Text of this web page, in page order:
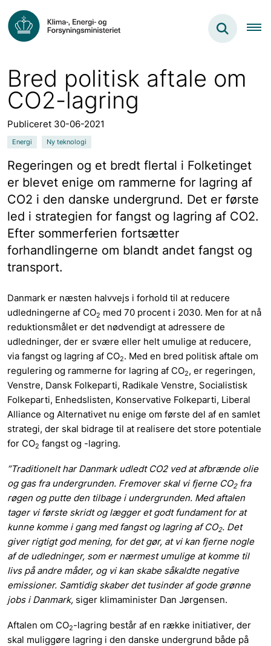
Bred politisk aftale om
CO2-lagring
Publiceret 30-06-2021
Energi Ny teknologi
Regeringen og et bredt flertal i Folketinget
er blevet enige om rammerne for lagring af
CO2 i den danske undergrund. Det er første
led i strategien for fangst og lagring af CO2.
Efter sommerferien fortsætter
forhandlingerne om blandt andet fangst og
transport.
Danmark er næsten halvvejs i forhold til at reducere
udledningerne af CO2 med 70 procent i 2030. Men for at nå
reduktionsmålet er det nødvendigt at adressere de
udledninger, der er svære eller helt umulige at reducere,
via fangst og lagring af CO2. Med en bred politisk aftale om
regulering og rammerne for lagring af CO2, er regeringen,
Venstre, Dansk Folkeparti, Radikale Venstre, Socialistisk
Folkeparti, Enhedslisten, Konservative Folkeparti, Liberal
Alliance og Alternativet nu enige om første del af en samlet
strategi, der skal bidrage til at realisere det store potentiale
for CO2 fangst og -lagring.
”Traditionelt har Danmark udledt CO2 ved at afbrænde olie
og gas fra undergrunden. Fremover skal vi fjerne CO2fra
røgen og putte den tilbage i undergrunden. Med aftalen
tager vi første skridt og lægger et godt fundament for at
kunne komme i gang med fangst og lagring af CO2. Det
giver rigtigt god mening, for det gør, at vikan fjerne nogle
af de udledninger, som er nærmest umulige at komme til
livs på andre måder, og vi kan skabe såkaldte negative
emissioner. Samtidig skaber det tusinder af gode grønne
jobs i Danmark, siger klimaminister Dan Jørgensen.
Aftalen om CO2-lagring består af en række initiativer, der
skal muliggøre lagring i den danske undergrund både på